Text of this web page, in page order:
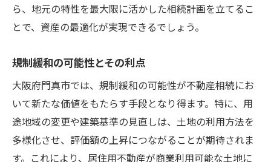
ら、地元の特性を最大限に活かした相続計画を立てるこ
とで、資産の最適化が実現できるでしょう。
規制緩和の可能性とその利点
大阪府門真市では、規制緩和の可能性が不動産相続にお
いて新たな価値をもたらす手段となり得ます。特に、用
途地域の変更や建築基準の見直しは、土地の利用方法を
多様化させ、評価額の上昇につながることが期待されま
す。これにより、居住用不動産が商業利用可能な土地に